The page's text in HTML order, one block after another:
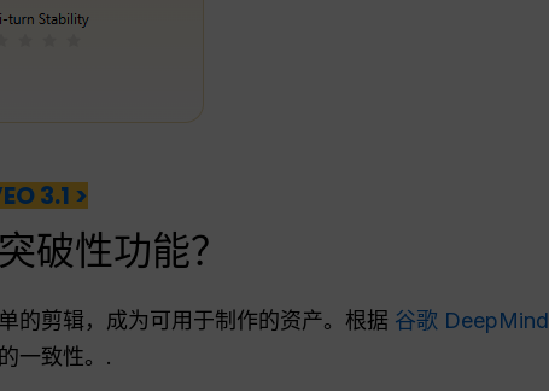
3.1 >
破性功能？
的剪辑，成为可用于制作的资产。根据 谷歌 DeepMind
一致性。.